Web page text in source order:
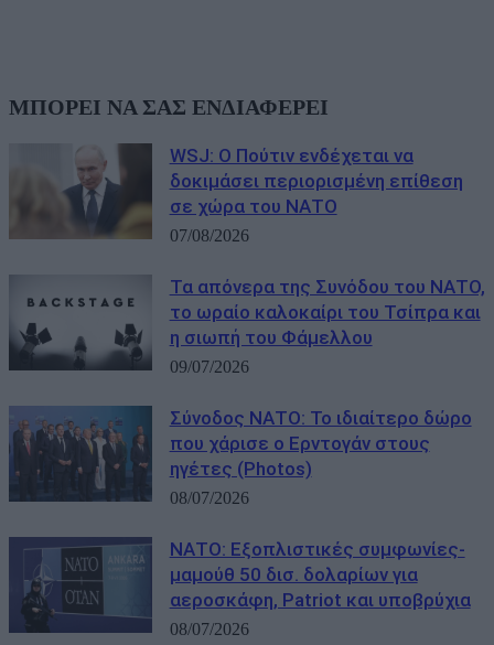
ΜΠΟΡΕΙ ΝΑ ΣΑΣ ΕΝΔΙΑΦΕΡΕΙ
WSJ: Ο Πούτιν ενδέχεται να
δοκιμάσει περιορισμένη επίθεση
σε χώρα του ΝΑΤΟ
07/08/2026
Τα απόνερα της Συνόδου του ΝΑΤΟ,
το ωραίο καλοκαίρι του Τσίπρα και
η σιωπή του Φάμελλου
09/07/2026
Σύνοδος ΝΑΤΟ: Το ιδιαίτερο δώρο
που χάρισε ο Ερντογάν στους
ηγέτες (Photos)
08/07/2026
ΝΑΤΟ: Εξοπλιστικές συμφωνίες-
μαμούθ 50 δισ. δολαρίων για
αεροσκάφη, Patriot και υποβρύχια
08/07/2026